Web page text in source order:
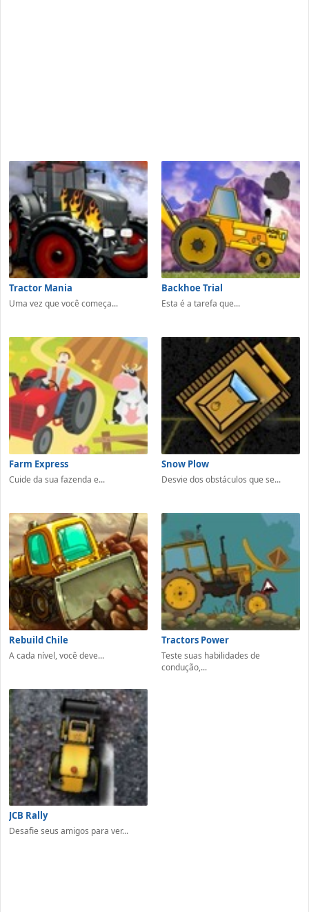
Tractor Mania
Uma vez que você começa...
Backhoe Trial
Esta é a tarefa que...
Farm Express
Cuide da sua fazenda e...
Snow Plow
Desvie dos obstáculos que se...
Rebuild Chile
A cada nível, você deve...
Tractors Power
Teste suas habilidades de
condução,...
JCB Rally
Desafie seus amigos para ver...